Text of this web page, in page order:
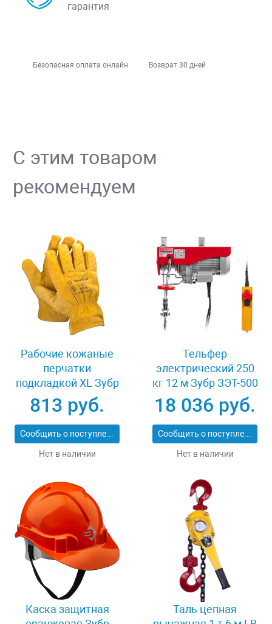
гарантия
Безопасная оплата онлайн Возврат 30 дней
С этим товаром
рекомендуем
Рабочие кожаные
перчатки
подкладкой XL Зубр
МАСТЕР 1135-XL
813 руб.
Сообщить о поступлении
Нет в наличии
Тельфер
электрический 250
кг 12 м Зубр ЗЭТ-500
18 036 руб.
Сообщить о поступлении
Нет в наличии
Каска защитная
Таль цепная